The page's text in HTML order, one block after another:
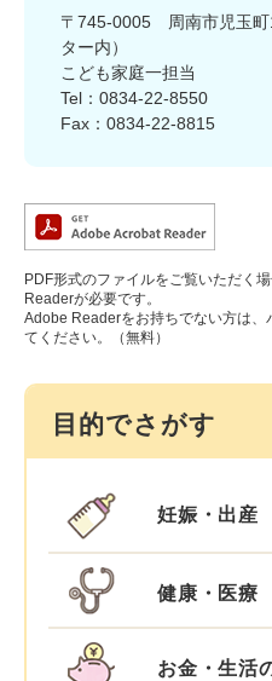
〒745-0005
周南市児玉
ター内）
こども家庭一担当
Tel：0834-22-8550
Fax：0834-22-8815
PDF形式のファイルをご覧いただく
Readerが必要です。
Adobe Readerをお持ちでない方は、
てください。（無料）
目的でさがす
妊娠・出産
健康・医療
お金・生活